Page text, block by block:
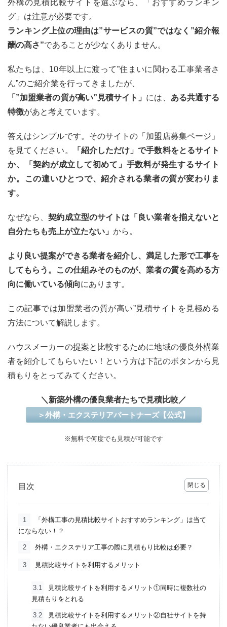
外構の見積比較サイトを選ぶなら、「おすすめランキン
グ」は注意が必要です。
ランキング上位の理由は”サービスの質”ではなく”紹介報
酬の高さ”であることが少なくありません。
私たちは、10年以上に渡って”住まいに関わる工事業者さ
ん”のご紹介業を行ってきましたが、
「”加盟業者の質が高い”見積サイト」 には、 ある共通する
特徴があと考えています。
答えはシンプルです。そのサイトの「加盟店募集ページ」
を見てください。
「紹介しただけ」で手数料をとるサイト
か、「契約が成立して初めて」手数料が発生するサイト
か。この違いひとつで、紹介される業者の質が変わりま
す。
なぜなら、契約成立型のサイトは「良い業者を揃えないと
自分たちも売上が立たない」 から。
より良い提案ができる業者を紹介し、満足した形で工事を
してもらう。この仕組みそのものが、業者の質を高める方
向に働いている傾向にあります。
この記事では加盟業者の質が高い”見積サイトを見極める
方法について解説します。
ハウスメーカーの提案と比較するために地域の優良外構業
者を紹介してもらいたい！という方は下記のボタンから見
積もりをとってみてください。
＼新築外構の優良業者たちで見積比較／
＞外構・エクステリアパートナーズ【公式】
※無料で何度でも見積が可能です
目次
1
「外構工事の見積比較サイトおすすめランキング」は当て
にならない！？
2 外構・エクステリア工事の際に見積もり比較は必要？
3 見積比較サイトを利用するメリット
3.1
見積比較サイトを利用するメリット①同時に複数社の
見積もりをとれる
3.2
見積比較サイトを利用するメリット②自社サイトを持